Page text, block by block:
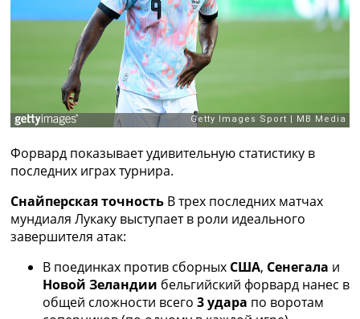
Главная
Новости футбола
Видео
Трансферы
Новости футбола Украины
Последние комментарии
Конкурс прогнозов
Рейтинги
Правила
Коллективный прогноз
Турниры
Чемпионат Мира
Украина. Премьер-Лига
Украина. Первая Лига
Лига Чемпионов
Англия. Премьер Лига
Форвард показывает удивительную статистику в
последних играх турнира.
Снайперская точность В трех последних матчах
мундиаля Лукаку выступает в роли идеального
завершителя атак:
В поединках против сборных США, Сенегала и
Новой Зеландии бельгийский форвард нанес в
общей сложности всего 3 удара по воротам